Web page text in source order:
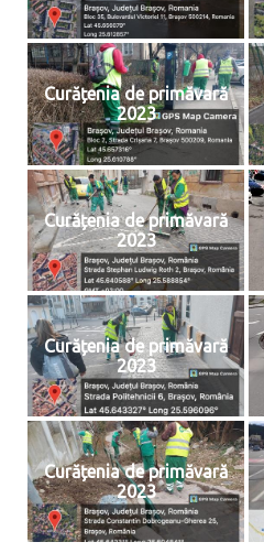
Curățenia de primăvară
2023
Curățenia de primăvară
2023
Curățenia de primăvară
2023
Curățenia de primăvară
2023